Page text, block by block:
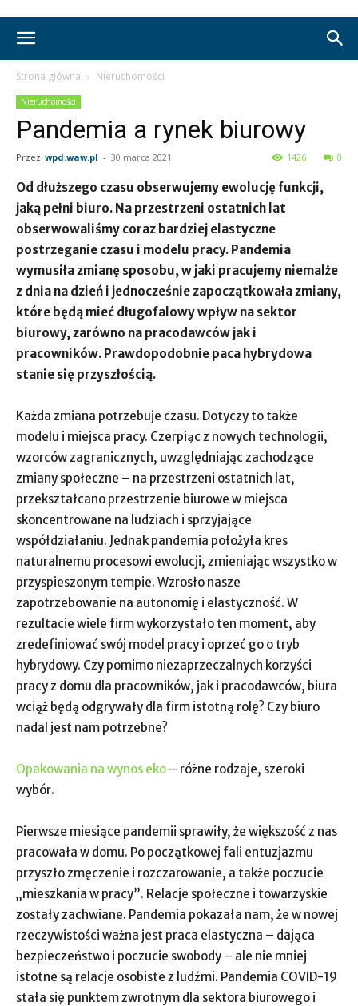
Strona główna Nieruchomości
Nieruchomości
Pandemia a rynek biurowy
Przez wpd.waw.pl - 30 marca 2021 0
1426
Od dłuższego czasu obserwujemy ewolucję funkcji,
jaką pełni biuro. Na przestrzeni ostatnich lat
obserwowaliśmy coraz bardziej elastyczne
postrzeganie czasu i modelu pracy. Pandemia
wymusiła zmianę sposobu, w jaki pracujemy niemalże
z dnia na dzień i jednocześnie zapoczątkowała zmiany,
które będą mieć długofalowy wpływ na sektor
biurowy, zarówno na pracodawców jak i
pracowników. Prawdopodobnie paca hybrydowa
stanie się przyszłością.
Każda zmiana potrzebuje czasu. Dotyczy to także
modelu i miejsca pracy. Czerpiąc z nowych technologii,
wzorców zagranicznych, uwzględniając zachodzące
zmiany społeczne – na przestrzeni ostatnich lat,
przekształcano przestrzenie biurowe w miejsca
skoncentrowane na ludziach i sprzyjające
współdziałaniu. Jednak pandemia położyła kres
naturalnemu procesowi ewolucji, zmieniając wszystko w
przyspieszonym tempie. Wzrosło nasze
zapotrzebowanie na autonomię i elastyczność. W
rezultacie wiele firm wykorzystało ten moment, aby
zredefiniować swój model pracy i oprzeć go o tryb
hybrydowy. Czy pomimo niezaprzeczalnych korzyści
pracy z domu dla pracowników, jak i pracodawców, biura
wciąż będą odgrywały dla firm istotną rolę? Czy biuro
nadal jest nam potrzebne?
Opakowania na wynos eko – różne rodzaje, szeroki
wybór.
Pierwsze miesiące pandemii sprawiły, że większość z nas
pracowała w domu. Po początkowej fali entuzjazmu
przyszło zmęczenie i rozczarowanie, a także poczucie
„mieszkania w pracy”. Relacje społeczne i towarzyskie
zostały zachwiane. Pandemia pokazała nam, że w nowej
rzeczywistości ważna jest praca elastyczna – dająca
bezpieczeństwo i poczucie swobody – ale nie mniej
istotne są relacje osobiste z ludźmi. Pandemia COVID-19
stała się punktem zwrotnym dla sektora biurowego i